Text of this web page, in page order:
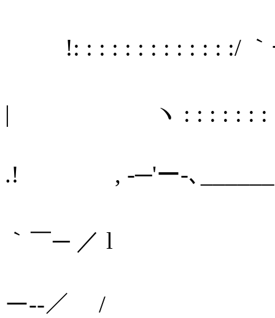
!: : : : : : : : : : : : :/ ｀
| ヽ : : : : : : : :
.! , -─'ー-､______
｀￣─ ／ l
ー‐‐／ /